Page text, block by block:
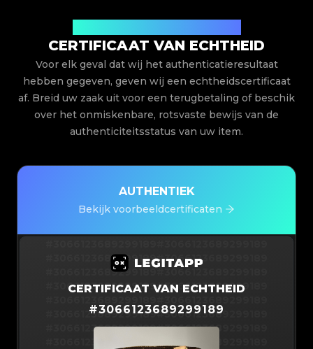
CERTIFICAAT VAN ECHTHEID
Voor elk geval dat wij het authenticatieresultaat
hebben gegeven, geven wij een echtheidscertificaat
af. Breid uw zaak uit voor een terugbetaling of beschik
over het onmiskenbare, rotsvaste bewijs van de
authenticiteitsstatus van uw item.
AUTHENTIEK
Bekijk voorbeeldcertificaten
#3066123689299189#3066123689299189
#3066123689299189#3066123689299189
#3066123689299189#3066123689299189
#3066123689299189#3066123689299189
#3066123689299189#3066123689299189
CERTIFICAAT VAN ECHTHEID
#3066123689299189